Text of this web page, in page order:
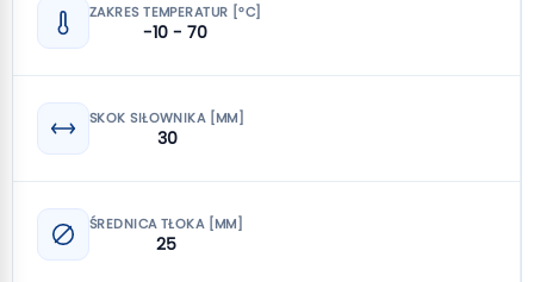
ZAKRES TEMPERATUR [°C]
-10 - 70
SKOK SIŁOWNIKA [MM]
30
ŚREDNICA TŁOKA [MM]
25